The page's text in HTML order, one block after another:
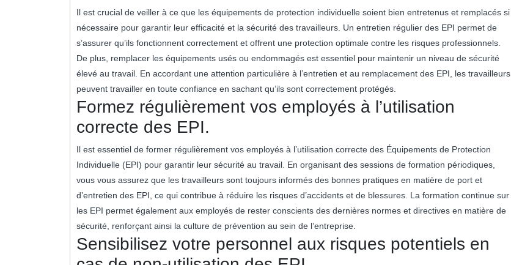
Il est crucial de veiller à ce que les équipements de protection individuelle soient bien entretenus et remplacés si
nécessaire pour garantir leur efficacité et la sécurité des travailleurs. Un entretien régulier des EPI permet de
s’assurer qu’ils fonctionnent correctement et offrent une protection optimale contre les risques professionnels.
De plus, remplacer les équipements usés ou endommagés est essentiel pour maintenir un niveau de sécurité
élevé au travail. En accordant une attention particulière à l’entretien et au remplacement des EPI, les travailleurs
peuvent travailler en toute confiance en sachant qu’ils sont correctement protégés.
Formez régulièrement vos employés à l’utilisation
correcte des EPI.
Il est essentiel de former régulièrement vos employés à l’utilisation correcte des Équipements de Protection
Individuelle (EPI) pour garantir leur sécurité au travail. En organisant des sessions de formation périodiques,
vous vous assurez que les travailleurs sont toujours informés des bonnes pratiques en matière de port et
d’entretien des EPI, ce qui contribue à réduire les risques d’accidents et de blessures. La formation continue sur
les EPI permet également aux employés de rester conscients des dernières normes et directives en matière de
sécurité, renforçant ainsi la culture de prévention au sein de l’entreprise.
Sensibilisez votre personnel aux risques potentiels en